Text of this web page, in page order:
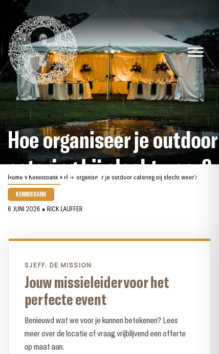
content
Home »Kennisbank»Hoe organiseer je outdoor catering bij slecht weer?
KENNISBANK
Hoe organiseer je outdoor
catering bij slecht weer?
6 JUNI 2026 ● RICK LAUFFER
SJEFF. DE MISSION
Jouw missieleider voor het
perfecte event
Benieuwd wat we voor je kunnen betekenen? Lees
meer over de locatie of vraag vrijblijvend een offerte
op maat aan.